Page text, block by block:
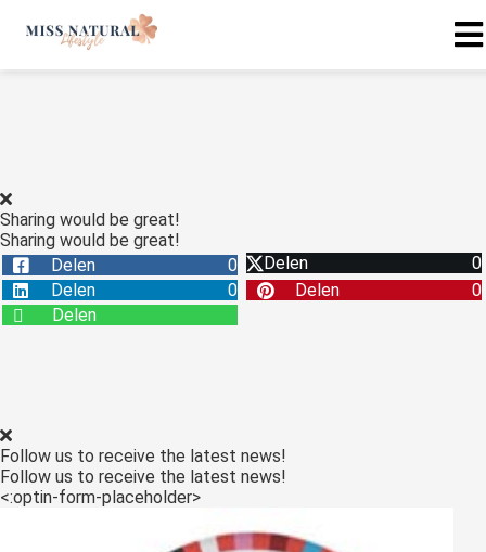
Sharing would be great!
Sharing would be great!
Delen
0 Delen
0
Delen
0 Delen
0
Delen
Follow us to receive the latest news!
Follow us to receive the latest news!
<:optin-form-placeholder>